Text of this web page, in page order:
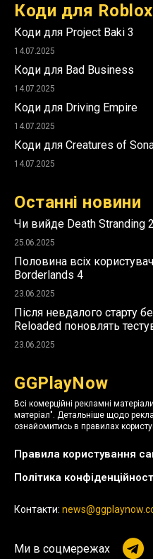
Коди для Roblox
Коди для Project Baki 3
14.07.2025
Коди для Bad Business
14.07.2025
Коди для Driving Empire
14.07.2025
Коди для Creatures of
14.07.2025
Останні новини
Чи вийде Death Stranding
25.06.2025
Половина всіх
Borderlands 4
23.06.2025
Після невдалого старту
Reloaded поновлять
23.06.2025
GGPlayNow
Всі комерційні рекламні
матеріал". Детальніше щодо
ознайомитись в правилах
Правила користування
Політика
Контакти:
Ми в соцмережах